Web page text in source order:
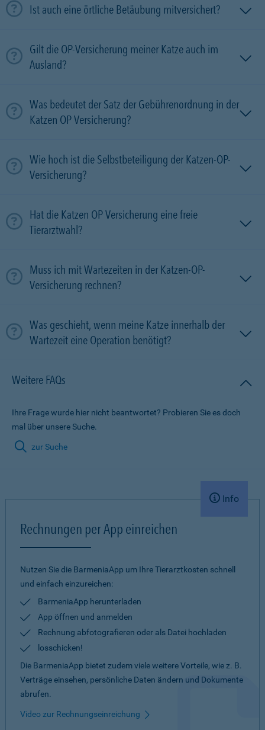
Ist auch eine örtliche Betäubung mitversichert?
Gilt die OP-Versicherung meiner Katze auch im
Ausland?
Was bedeutet der Satz der Gebührenordnung in der
Katzen OP Versicherung?
Wie hoch ist die Selbstbeteiligung der Katzen-OP-
Versicherung?
Hat die Katzen OP Versicherung eine freie
Tierarztwahl?
Muss ich mit Wartezeiten in der Katzen-OP-
Versicherung rechnen?
Was geschieht, wenn meine Katze innerhalb der
Wartezeit eine Operation benötigt?
Weitere FAQs
Ihre Frage wurde hier nicht beantwortet? Probieren Sie es doch
mal über unsere Suche.
zur Suche
Info
Rechnungen per App einreichen
Nutzen Sie die BarmeniaApp um Ihre Tierarztkosten schnell
und einfach einzureichen:
BarmeniaApp herunterladen
App öffnen und anmelden
Rechnung abfotografieren oder als Datei hochladen
losschicken!
Die BarmeniaApp bietet zudem viele weitere Vorteile, wie z. B.
Verträge einsehen, persönliche Daten ändern und Dokumente
abrufen.
Video zur Rechnungseinreichung